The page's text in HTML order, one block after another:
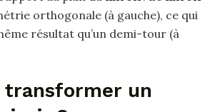
orthogonale (à gauche), ce qui
résultat qu’un demi-tour (à
transformer un